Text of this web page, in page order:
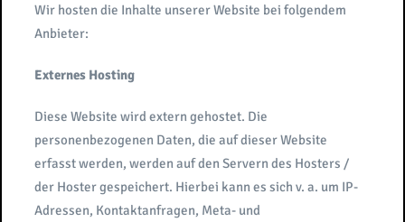
Wir hosten die Inhalte unserer Website bei folgendem
Anbieter:
Externes Hosting
Diese Website wird extern gehostet. Die
personenbezogenen Daten, die auf dieser Website
erfasst werden, werden auf den Servern des Hosters /
der Hoster gespeichert. Hierbei kann es sich v. a. um IP-
Adressen, Kontaktanfragen, Meta- und